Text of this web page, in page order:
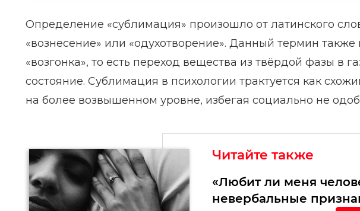
Определение «сублимация» произошло от латинского
«вознесение» или «одухотворение». Данный термин
«возгонка», то есть переход вещества из твёрдой фазы в
состояние. Сублимация в психологии трактуется как
на более возвышенном уровне, избегая социально не
Читайте также
«Любит ли меня
невербальные